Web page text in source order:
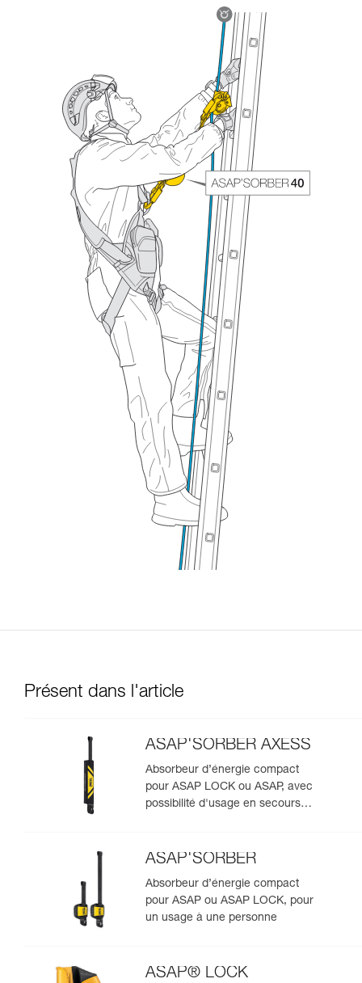
Présent dans l'article
ASAP'SORBER AXESS
Absorbeur d’énergie compact
pour ASAP LOCK ou ASAP, avec
possibilité d'usage en secours
ASAP'SORBER
Absorbeur d’énergie compact
pour ASAP ou ASAP LOCK, pour
un usage à une personne
ASAP® LOCK